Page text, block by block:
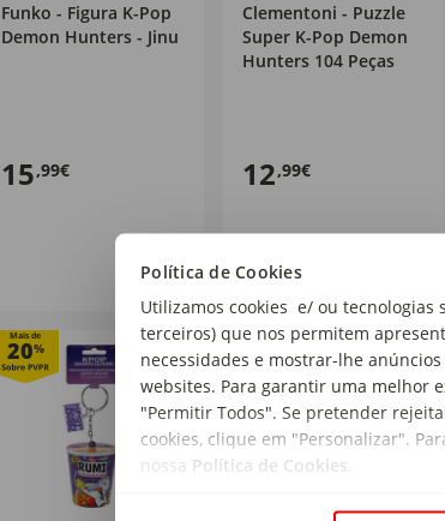
Política de Cookies
Utilizamos cookies e/ ou tecnologias
terceiros) que nos permitem
necessidades e mostrar-lhe
websites. Para garantir uma melhor
"Permitir Todos". Se pretender
cookies, clique em "Personalizar".
nossa Política de Cookies
Funko - Figura K-Pop
Demon Hunters - Jinu
15,99€
Clementoni - Puzzle
Super K-Pop Demon
Hunters 104 Peças
12,99€
Mais de
20%